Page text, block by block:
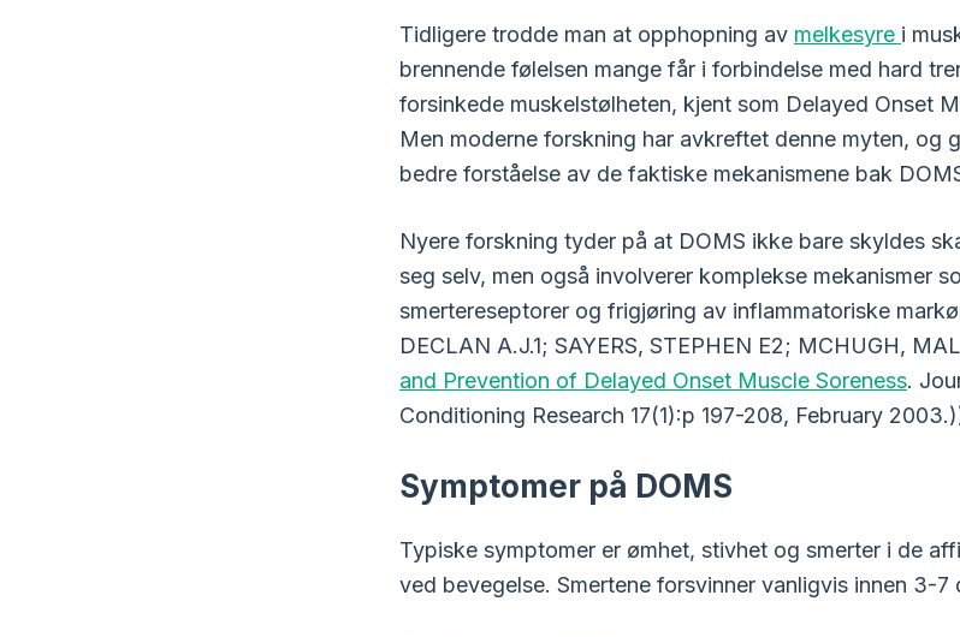
Tidligere trodde man at opphopning av melkesyre i
brennende følelsen mange får i forbindelse med hard
forsinkede muskelstølheten, kjent som Delayed Onset
Men moderne forskning har avkreftet denne myten, og
bedre forståelse av de faktiske mekanismene bak
Nyere forskning tyder på at DOMS ikke bare skyldes
seg selv, men også involverer komplekse mekanismer
smertereseptorer og frigjøring av inflammatoriske
DECLAN A.J.1; SAYERS, STEPHEN E2; MCHUGH,
and Prevention of Delayed Onset Muscle Soreness.
Conditioning Research 17(1):p 197-208, February
Symptomer på DOMS
Typiske symptomer er ømhet, stivhet og smerter i de
ved bevegelse. Smertene forsvinner vanligvis innen 3-7